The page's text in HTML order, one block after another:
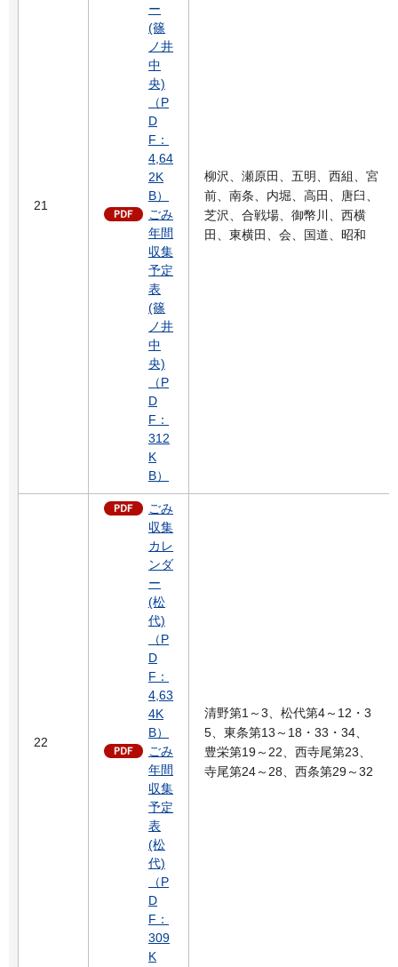
21
ー
(篠
ノ井
中
央)
（P
D
F：
4,64
2K
B）
ごみ
年間
収集
予定
表
(篠
ノ井
中
央)
（P
D
F：
312
K
B）
柳沢、瀬原田、五明、西組、宮
前、南条、内堀、高田、唐臼、
芝沢、合戦場、御幣川、西横
田、東横田、会、国道、昭和
22
ごみ
収集
カレ
ンダ
ー
(松
代)
（P
D
F：
4,63
4K
B）
ごみ
年間
収集
予定
表
(松
代)
（P
D
F：
309
K
清野第1～3、松代第4～12・3
5、東条第13～18・33・34、
豊栄第19～22、西寺尾第23、
寺尾第24～28、西条第29～32